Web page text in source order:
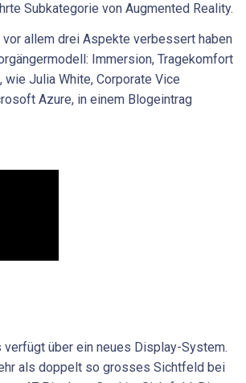
Subkategorie von Augmented Reality.
allem drei Aspekte verbessert haben
Immersion, Tragekomfort
wie Julia White, Corporate Vice
Azure, in einem Blogeintrag
verfügt über ein neues Display-System.
als doppelt so grosses Sichtfeld bei